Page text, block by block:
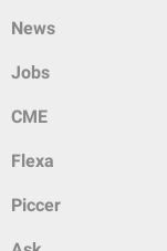
News
Jobs
CME
Flexa
Piccer